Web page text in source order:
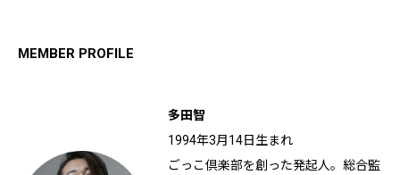
MEMBER PROFILE
多田智
1994年3月14日生まれ
ごっこ倶楽部を創った発起人。総合監